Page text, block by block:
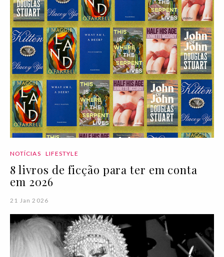
NOTÍCIAS LIFESTYLE
8 livros de ficção para ter em conta
em 2026
21 Jan 2026